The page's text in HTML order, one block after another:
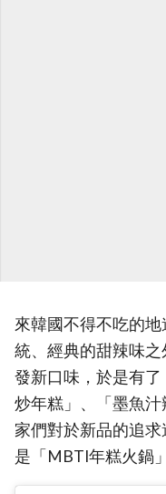
來韓國不得不吃的
統、經典的甜辣味
發新口味，於是有
炒年糕」、「墨魚
家們對於新品的追
是「MBTI年糕火鍋」